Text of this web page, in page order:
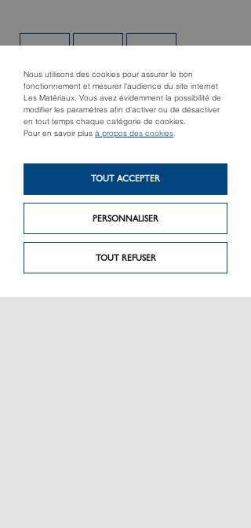
Nous utilisons des cookies pour assurer le bon
fonctionnement et mesurer l’audience du site internet
Les Matériaux. Vous avez évidemment la possibilité de
modifier les paramètres afin d’activer ou de désactiver
en tout temps chaque catégorie de cookies.
Pour en savoir plus à propos des cookies.
TOUT REFUSER
PERSONNALISER
TOUT ACCEPTER
Nappe pare-flamme
Produit suivant
électrique à sections
de câble VAL 96 QC